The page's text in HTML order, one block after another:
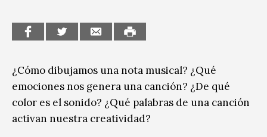
Medio Ambiente
Música
Sin categoría
¿Cómo dibujamos una nota musical? ¿Qué
emociones nos genera una canción? ¿De qué
color es el sonido? ¿Qué palabras de una canción
activan nuestra creatividad?